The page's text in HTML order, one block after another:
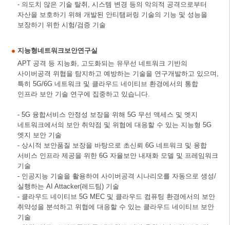
- 의도치 않은 기술 탈취, 시스템 변경 등의 악의적 공격으로부터
자산을 보호하기 위해 개발된 안티탬퍼링 기술의 기능 및 성능을
보장하기 위한 시험/검증 기술
지능형네트워크보안연구실
APT 공격 등 지능화, 고도화되는 유무선 네트워크 기반의
사이버공격 위협을 탐지하고 예방하는 기술을 연구개발하고 있으며,
특히 5G/6G 네트워크 및 클라우드 네이티브 환경에서의 통합
인프라 보안 기술 연구에 집중하고 있습니다.
- 5G 융합서비스 안정성 보장을 위해 5G 무선 액세스 및 엣지
네트워크에서의 보안 취약점 및 위협에 대응할 수 있는 지능형 5G
엣지 보안 기술
- 상시적 보안품질 보장을 바탕으로 초신뢰 6G 네트워크 및 융합
서비스 인프라 제공을 위한 6G 자율보안 내재화 모델 및 프레임워크
기술
- 인공지능 기술을 활용하여 사이버공격 시나리오를 자동으로 생성/
실행하는 AI Attacker(레드팀) 기술
- 클라우드 네이티브 5G MEC 및 클라우드 컴퓨팅 환경에서의 보안
취약성을 분석하고 위협에 대응할 수 있는 클라우드 네이티브 보안
기술